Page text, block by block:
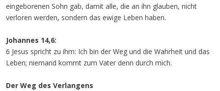
eingeborenen Sohn gab, damit alle, die an ihn glauben, nicht
verloren werden, sondern das ewige Leben haben.
Johannes 14,6:
6 Jesus spricht zu ihm: Ich bin der Weg und die Wahrheit und das
Leben; niemand kommt zum Vater denn durch mich.
Der Weg des Verlangens